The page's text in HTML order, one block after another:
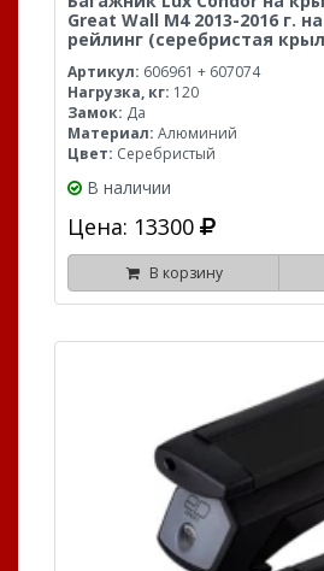
Great Wall M4 2013-2016 г.
рейлинг (серебристая
Артикул: 606961 + 607074
Нагрузка, кг: 120
Замок: Да
Материал: Алюминий
Цвет: Серебристый
В наличии
Цена: 13300
В корзину